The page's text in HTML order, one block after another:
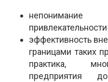
эффективность
границами таких
практика,
предприятия